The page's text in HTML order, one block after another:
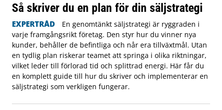
Så skriver du en plan för din säljstrategi
EXPERTRÅD
En genomtänkt säljstrategi är ryggraden i
varje framgångsrikt företag. Den styr hur du vinner nya
kunder, behåller de befintliga och når era tillväxtmål. Utan
en tydlig plan riskerar teamet att springa i olika riktningar,
vilket leder till förlorad tid och splittrad energi. Här får du
en komplett guide till hur du skriver och implementerar en
säljstrategi som verkligen fungerar.